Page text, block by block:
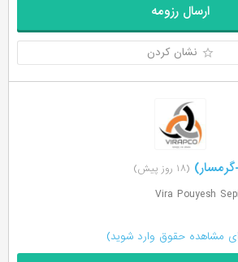
ارسال رزومه
نشان کردن
گرمسار) (۱۸ روز پیش)
مشاهده حقوق وارد شوید)